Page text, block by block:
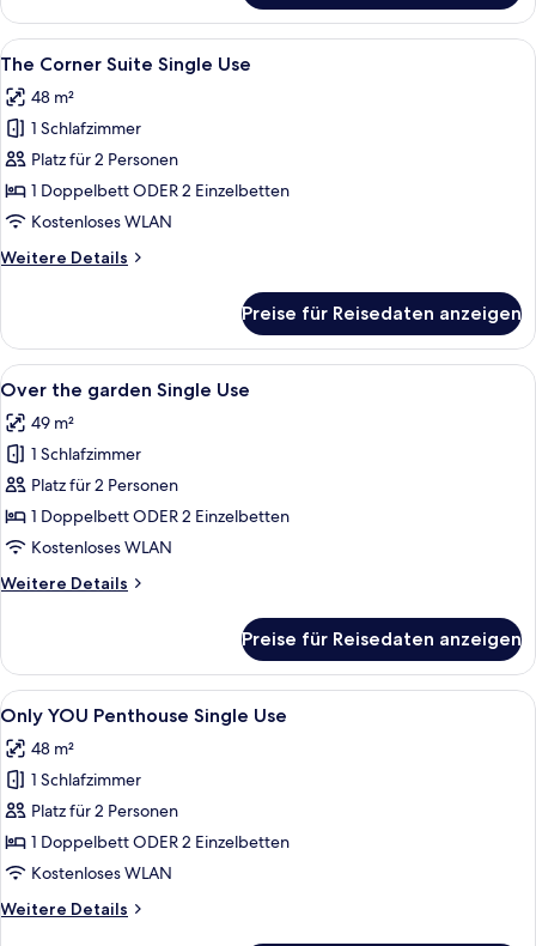
Single
Use
Alle
Fotos
für
The
Corner
Suite
Single
anzeigen
Daunenbettdecken, Minibar,
7
The Corner Suite Single Use
48 m²
1 Schlafzimmer
Platz für 2 Personen
1 Doppelbett ODER 2 Einzelbetten
Kostenloses WLAN
Weitere Details
Weitere
Corner
Suite
Single
Preise für Reisedaten anzeigen
Alle
Fotos
für
Over
the
garden
Single
anzeigen
Daunenbettdecken, Minibar,
5
Over the garden Single Use
49 m²
1 Schlafzimmer
Platz für 2 Personen
1 Doppelbett ODER 2 Einzelbetten
Kostenloses WLAN
Weitere Details
Weitere
the
garden
Single
Preise für Reisedaten anzeigen
Alle
Fotos
für
Only
YOU
Penthouse
Single
anzeigen
50-Zoll-LED-Fernseher mit
11
Only YOU Penthouse Single Use
48 m²
1 Schlafzimmer
Platz für 2 Personen
1 Doppelbett ODER 2 Einzelbetten
Kostenloses WLAN
Weitere Details
Weitere